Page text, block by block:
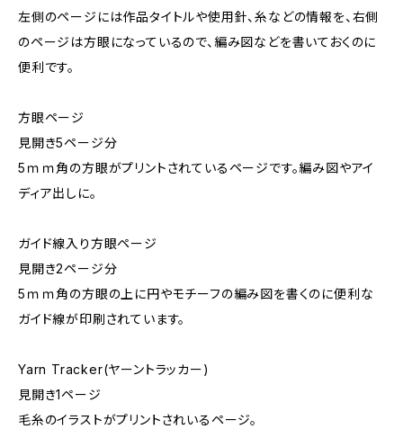
左側のページには作品タイトルや使用針、糸などの情報を、右側
のページは方眼になっているので、編み図などを書いておくのに
便利です。
方眼ページ
見開き5ページ分
5ｍｍ角の方眼がプリントされているページです。編み図やアイ
ディア出しに。
ガイド線入り方眼ページ
見開き2ページ分
5ｍｍ角の方眼の上に円やモチーフの編み図を書くのに便利な
ガイド線が印刷されています。
Yarn Tracker(ヤーントラッカー)
見開き1ページ
毛糸のイラストがプリントされいるページ。